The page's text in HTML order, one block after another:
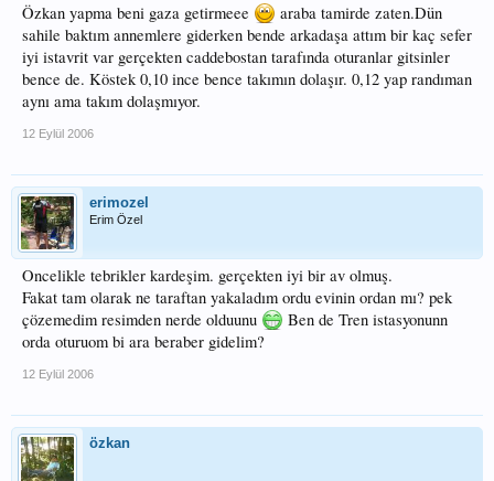
Özkan yapma beni gaza getirmeee
araba tamirde zaten.Dün
sahile baktım annemlere giderken bende arkadaşa attım bir kaç sefer
iyi istavrit var gerçekten caddebostan tarafında oturanlar gitsinler
bence de. Köstek 0,10 ince bence takımın dolaşır. 0,12 yap randıman
aynı ama takım dolaşmıyor.
12 Eylül 2006
erimozel
Erim Özel
Oncelikle tebrikler kardeşim. gerçekten iyi bir av olmuş.
Fakat tam olarak ne taraftan yakaladım ordu evinin ordan mı? pek
çözemedim resimden nerde olduunu
Ben de Tren istasyonunn
orda oturuom bi ara beraber gidelim?
12 Eylül 2006
özkan